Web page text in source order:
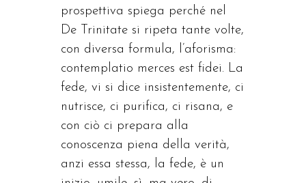
prospettiva spiega perché nel
De Trinitate si ripeta tante volte,
con diversa formula, l’aforisma:
contemplatio merces est fidei. La
fede, vi si dice insistentemente, ci
nutrisce, ci purifica, ci risana, e
con ciò ci prepara alla
conoscenza piena della verità,
anzi essa stessa, la fede, è un